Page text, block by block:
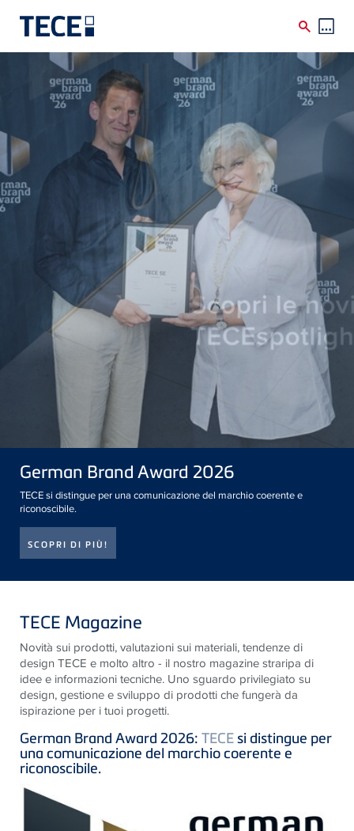
Skip to main content
German Brand Award 2026
TECE si distingue per una comunicazione del marchio coerente e
riconoscibile.
SCOPRI DI PIÙ!
TECE Magazine
Novità sui prodotti, valutazioni sui materiali, tendenze di
designTECE e molto altro - il nostro magazine straripa di
idee e informazioni tecniche. Uno sguardo privilegiato su
design, gestione e sviluppo di prodotti che fungerà da
ispirazione per i tuoi progetti.
German Brand Award 2026: TECEsi distingue per
una comunicazione del marchio coerente e
riconoscibile.